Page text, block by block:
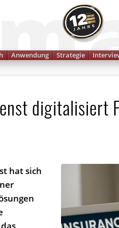
Anwendung Strategie
digitalisiert
hat sich